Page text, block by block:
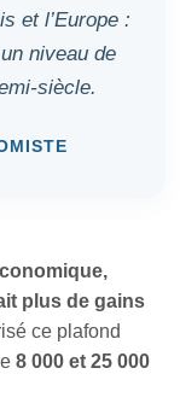
et l’Europe :
niveau de
plus de gains
ce plafond
8 000 et 25 000